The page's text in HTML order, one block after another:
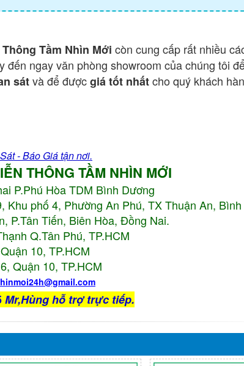
Tầm Nhìn Mới còn cung cấp rất nhiều
đến ngay văn phòng showroom của chúng tôi
sátvà để đượcgiá tốt nhấtcho quý khách
- Báo Giá tận nơi.
THÔNG TẦM NHÌN MỚI
P.Phú Hòa TDM Bình Dương
phố 4, Phường An Phú, TX Thuận An,
P.Tân Tiến, Biên Hòa, Đồng Nai.
Q.Tân Phú, TP.HCM
10, TP.HCM
Quận 10, TP.HCM
Mr,Hùng hỗ trợ trực tiếp.